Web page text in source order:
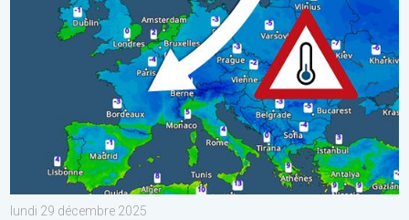
lundi 29 décembre 2025